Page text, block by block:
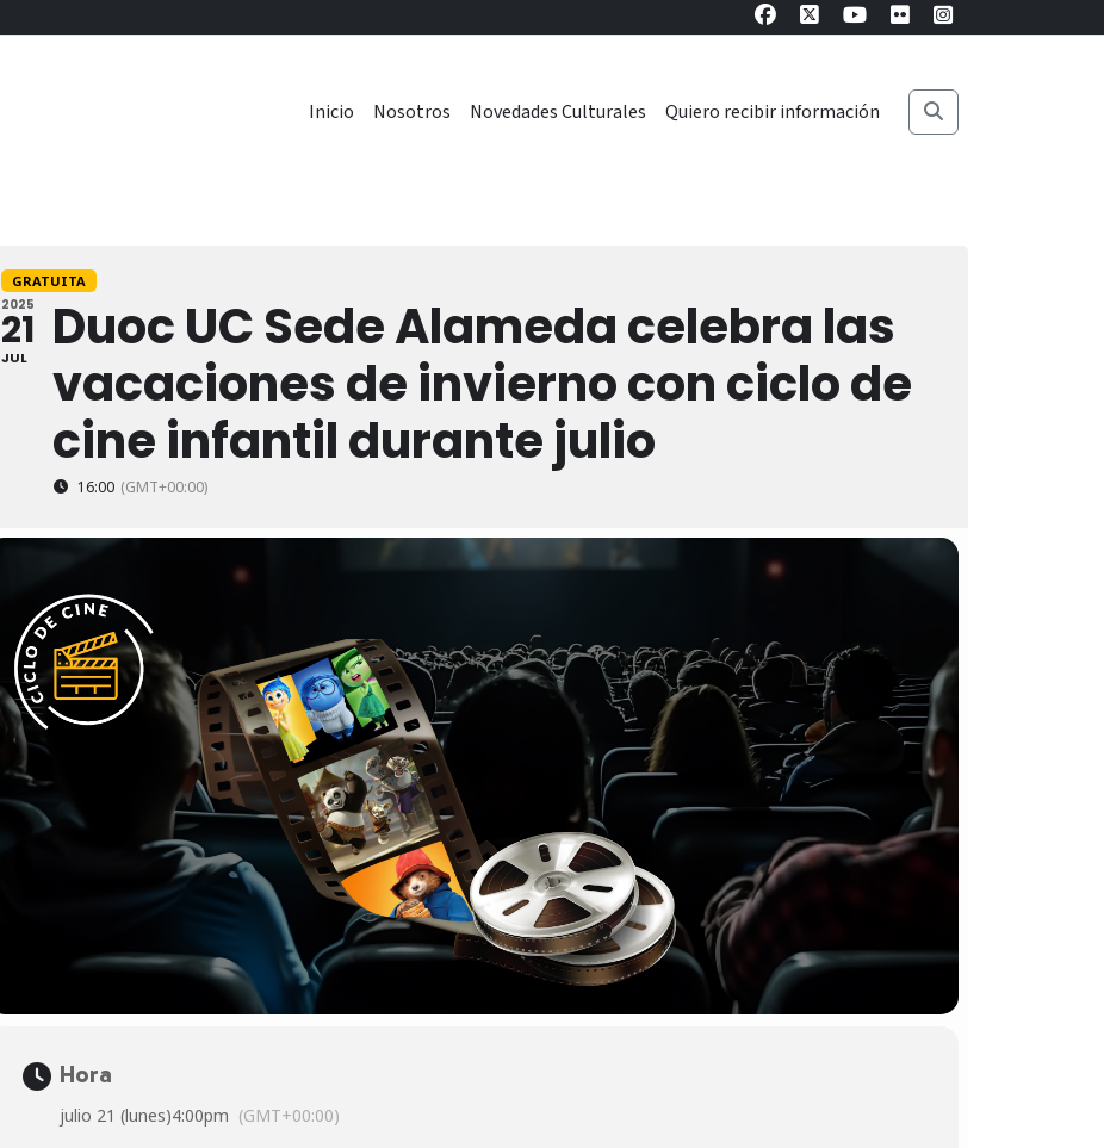
Inicio Nosotros Novedades Culturales Quiero recibir información
GRATUITA
2025
21
JUL
Duoc UC Sede Alameda celebra las
vacaciones de invierno con ciclo de
cine infantil durante julio
16:00 (GMT+00:00)
Hora
julio 21 (lunes)4:00pm (GMT+00:00)